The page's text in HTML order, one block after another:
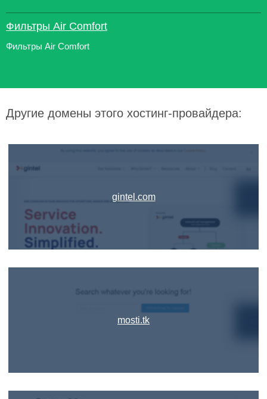
Фильтры Air Comfort
Фильтры Air Comfort
Другие домены этого хостинг-провайдера:
gintel.com
mosti.tk